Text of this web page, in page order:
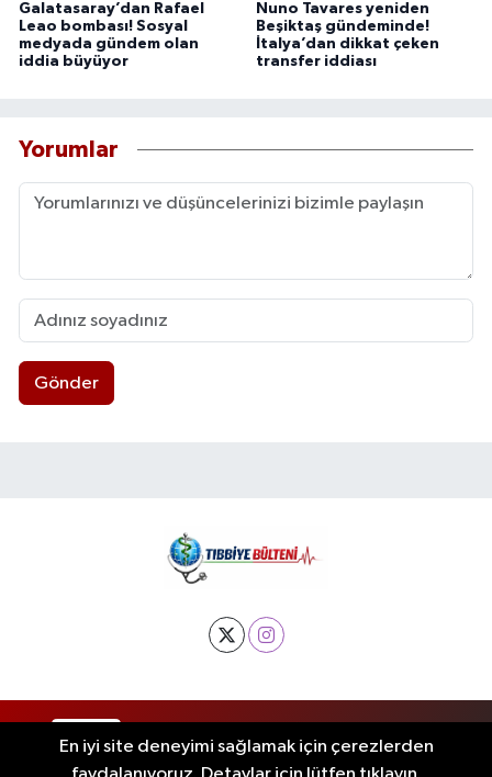
Galatasaray’dan Rafael
Leao bombası! Sosyal
medyada gündem olan
iddia büyüyor
Nuno Tavares yeniden
Beşiktaş gündeminde!
İtalya’dan dikkat çeken
transfer iddiası
Yorumlar
Gönder
RSS Copyright © 2025. Her hakkı saklıdır.
En iyi site deneyimi sağlamak için çerezlerden